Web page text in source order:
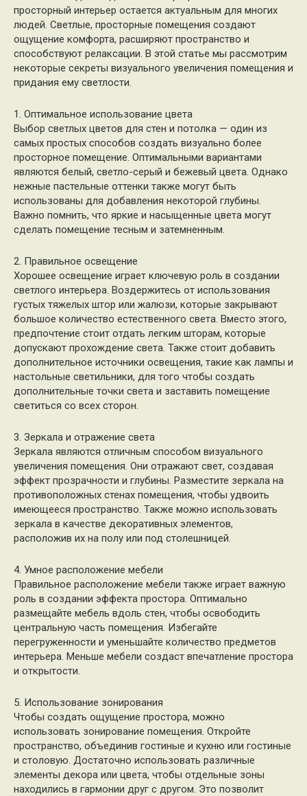
просторный интерьер остается актуальным для многих
людей. Светлые, просторные помещения создают
ощущение комфорта, расширяют пространство и
способствуют релаксации. В этой статье мы рассмотрим
некоторые секреты визуального увеличения помещения и
придания ему светлости.
1. Оптимальное использование цвета
Выбор светлых цветов для стен и потолка — один из
самых простых способов создать визуально более
просторное помещение. Оптимальными вариантами
являются белый, светло-серый и бежевый цвета. Однако
нежные пастельные оттенки также могут быть
использованы для добавления некоторой глубины.
Важно помнить, что яркие и насыщенные цвета могут
сделать помещение тесным и затемненным.
2. Правильное освещение
Хорошее освещение играет ключевую роль в создании
светлого интерьера. Воздержитесь от использования
густых тяжелых штор или жалюзи, которые закрывают
большое количество естественного света. Вместо этого,
предпочтение стоит отдать легким шторам, которые
допускают прохождение света. Также стоит добавить
дополнительное источники освещения, такие как лампы и
настольные светильники, для того чтобы создать
дополнительные точки света и заставить помещение
светиться со всех сторон.
3. Зеркала и отражение света
Зеркала являются отличным способом визуального
увеличения помещения. Они отражают свет, создавая
эффект прозрачности и глубины. Разместите зеркала на
противоположных стенах помещения, чтобы удвоить
имеющееся пространство. Также можно использовать
зеркала в качестве декоративных элементов,
расположив их на полу или под столешницей.
4. Умное расположение мебели
Правильное расположение мебели также играет важную
роль в создании эффекта простора. Оптимально
размещайте мебель вдоль стен, чтобы освободить
центральную часть помещения. Избегайте
перегруженности и уменьшайте количество предметов
интерьера. Меньше мебели создаст впечатление простора
и открытости.
5. Использование зонирования
Чтобы создать ощущение простора, можно
использовать зонирование помещения. Откройте
пространство, объединив гостиные и кухню или гостиные
и столовую. Достаточно использовать различные
элементы декора или цвета, чтобы отдельные зоны
находились в гармонии друг с другом. Это позволит